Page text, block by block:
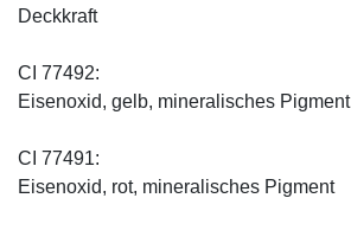
Deckkraft
CI 77492:
Eisenoxid, gelb, mineralisches Pigment
CI 77491:
Eisenoxid, rot, mineralisches Pigment